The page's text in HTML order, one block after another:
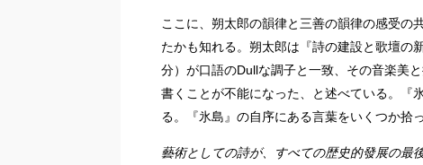
ここに、朔太郎の韻律と三善の韻律の感受の
たかも知れる。朔太郎は『詩の建設と歌壇の
分）が口語のDullな調子と一致、その音楽美
書くことが不能になった、と述べている。『
る。『氷島』の自序にある言葉をいくつか拾っ
藝術としての詩が、すべての歴史的發展の最